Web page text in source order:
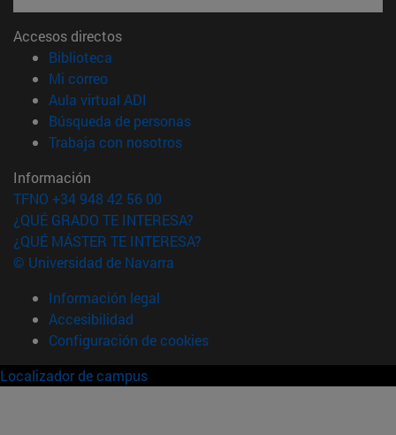
Accesos directos
Biblioteca
Mi correo(abre en nueva ventana)
Aula virtual ADI
Búsqueda de personas(abre en nueva ventana)
Trabaja con nosotros(abre en nueva ventana)
Información
TFNO +34 948 42 56 00
¿QUÉ GRADO TE INTERESA?
¿QUÉ MÁSTER TE INTERESA?
© Universidad de Navarra
Información legal
Accesibilidad
Configuración de cookies
Localizador de campus